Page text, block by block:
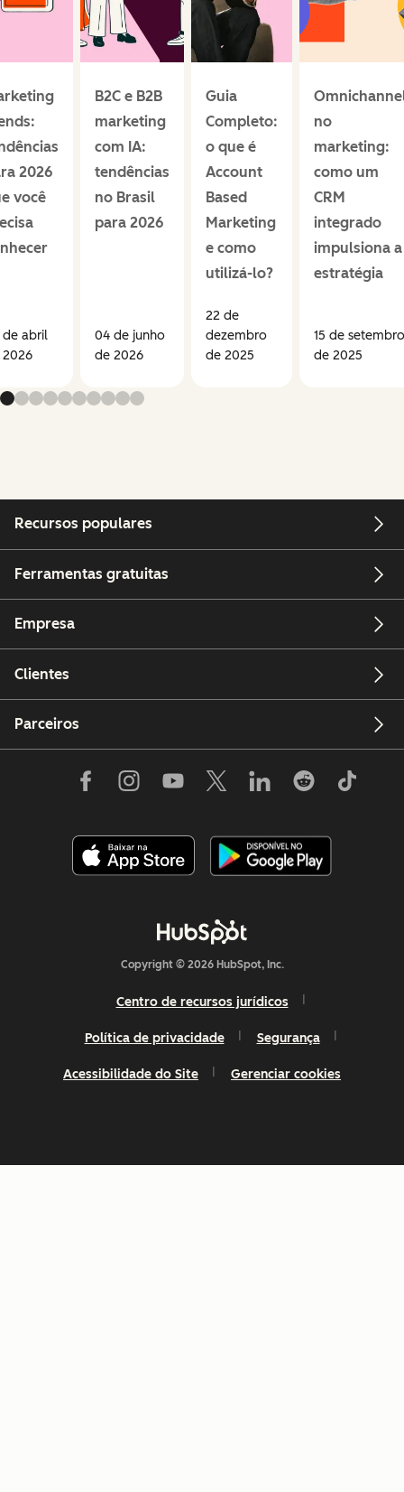
2026
você
abril
B2C e B2B
marketing
com IA:
tendências
no Brasil
para 2026
04 de junho
de 2026
Guia
Completo:
o que é
Account
Based
Marketing
e como
utilizá-lo?
22 de
dezembro
de 2025
no
marketing:
como um
CRM
integrado
impulsiona a
estratégia
15 de setembro
de 2025
Recursos populares
Ferramentas gratuitas
Empresa
Clientes
Parceiros
Copyright © 2026 HubSpot, Inc.
Centro de recursos jurídicos
Política de privacidade Segurança
Acessibilidade do Site Gerenciar cookies